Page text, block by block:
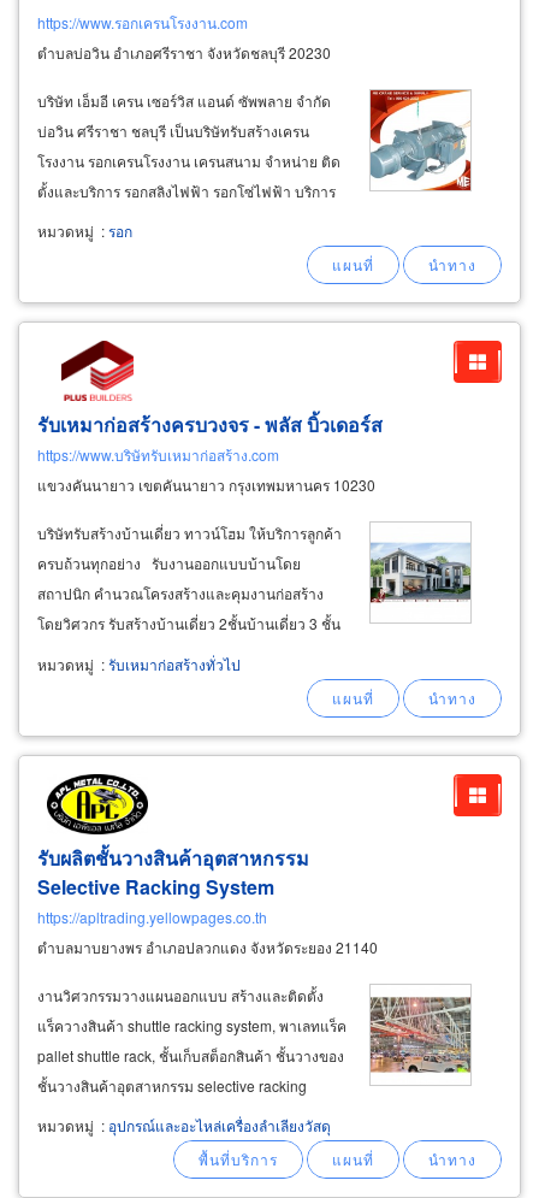
https://www.รอกเครนโรงงาน.com
ตำบลบ่อวิน อำเภอศรีราชา จังหวัดชลบุรี 20230
บริษัท เอ็มอี เครน เซอร์วิส แอนด์ ซัพพลาย จำกัด
บ่อวิน ศรีราชา ชลบุรี เป็นบริษัทรับสร้างเครน
โรงงาน รอกเครนโรงงาน เครนสนาม จำหน่าย ติด
ตั้งและบริการ รอกสลิงไฟฟ้า รอกโซ่ไฟฟ้า บริการ
สร้าง ประกอบ ติดตั้ง ตรวจสอบ ทดสอบ บำรุงรักษา
หมวดหมู่ :รอก
รับเหมาก่อสร้างครบวงจร - พลัส บิ้วเดอร์ส
https://www.บริษัทรับเหมาก่อสร้าง.com
แขวงคันนายาว เขตคันนายาว กรุงเทพมหานคร 10230
บริษัทรับสร้างบ้านเดี่ยว ทาวน์โฮม ให้บริการลูกค้า
ครบถ้วนทุกอย่าง รับงานออกแบบบ้านโดย
สถาปนิก คำนวณโครงสร้างและคุมงานก่อสร้าง
โดยวิศวกร รับสร้างบ้านเดี่ยว 2ชั้นบ้านเดี่ยว 3 ชั้น
มีแบบบ้านสวยแบบบ้านรุ่นใหม่ที่หาไม่ได้ใน
โครงการจัดสรรในงบที่เท่ากัน ได้แบบบ้านหรูหรา
หมวดหมู่ :รับเหมาก่อสร้างทั่วไป
รับผลิตชั้นวางสินค้าอุตสาหกรรม
Selective Racking System
https://apltrading.yellowpages.co.th
ตำบลมาบยางพร อำเภอปลวกแดง จังหวัดระยอง 21140
งานวิศวกรรมวางแผนออกแบบ สร้างและติดตั้ง
แร็ควางสินค้า shuttle racking system, พาเลทแร็ค
pallet shuttle rack, ชั้นเก็บสต็อกสินค้า ชั้นวางของ
ชั้นวางสินค้าอุตสาหกรรม selective racking
system ชั้นเก็บชิ้นส่วนอะไหล่ยานยนต์ อะไหล่
สินค้าอุตสาหกรรม สำรวจพื้นที่ รับฟังความ
ต้องการของลูกค้า และรับฟังปัญหาของลูกค้า
หมวดหมู่ : อุปกรณ์และอะไหล่เครื่องลำเลียงวัสดุ